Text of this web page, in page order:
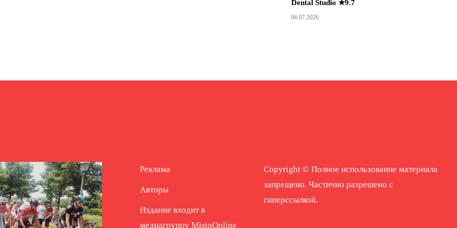
Dental Studio ★9.7
06.07.2026
Реклама
Авторы
Издание входит в
медиагруппу MistoOnline
Copyright © Полное использование материала
запрещено. Частично разрешено с
гиперссылкой.